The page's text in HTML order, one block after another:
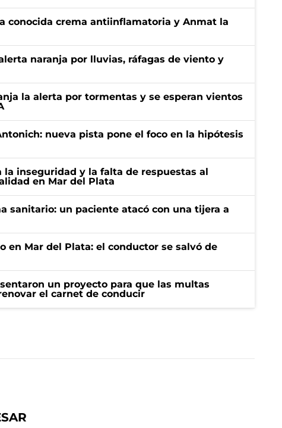
conocida crema antiinflamatoria y Anmat la
naranja por lluvias, ráfagas de viento y
la alerta por tormentas y se esperan vientos
nueva pista pone el foco en la hipótesis
la inseguridad y la falta de respuestas al
en Mar del Plata
sanitario: un paciente atacó con una tijera a
en Mar del Plata: el conductor se salvó de
un proyecto para que las multas
el carnet de conducir